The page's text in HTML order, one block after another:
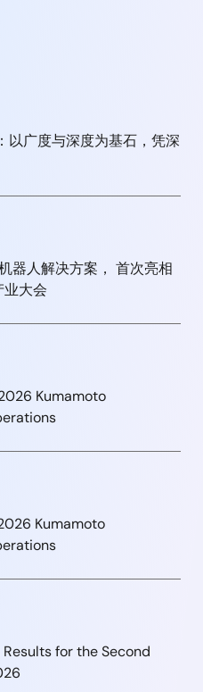
以广度与深度为基石，凭深
器人解决方案， 首次亮相
大会
Kumamoto
Kumamoto
for the Second